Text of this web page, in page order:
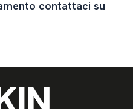
contattaci su